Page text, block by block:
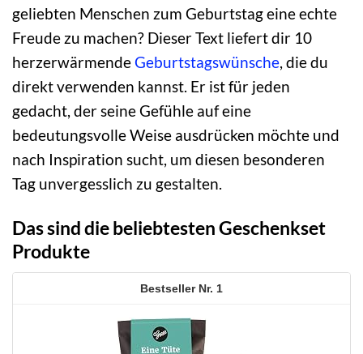
geliebten Menschen zum Geburtstag eine echte
Freude zu machen? Dieser Text liefert dir 10
herzerwärmendeGeburtstagswünsche, die du
direkt verwenden kannst. Er ist für jeden
gedacht, der seine Gefühle auf eine
bedeutungsvolle Weise ausdrücken möchte und
nach Inspiration sucht, um diesen besonderen
Tag unvergesslich zu gestalten.
Das sind die beliebtesten Geschenkset
Produkte
1